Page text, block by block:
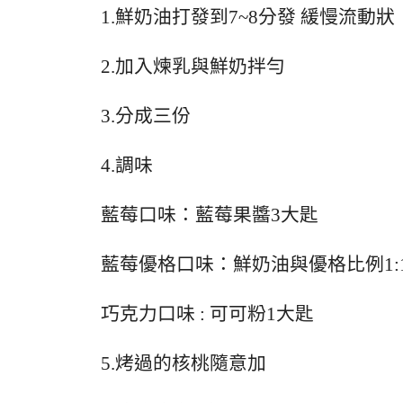
1.鮮奶油打發到7~8分發 緩慢流動狀
2.加入煉乳與鮮奶拌勻
3.分成三份
4.調味
藍莓口味：藍莓果醬3大匙
藍莓優格口味：鮮奶油與優格比例
巧克力口味 : 可可粉1大匙
5.烤過的核桃隨意加